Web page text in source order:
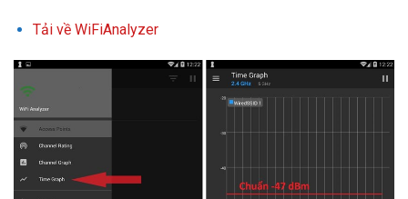
Tải về WiFiAnalyzer